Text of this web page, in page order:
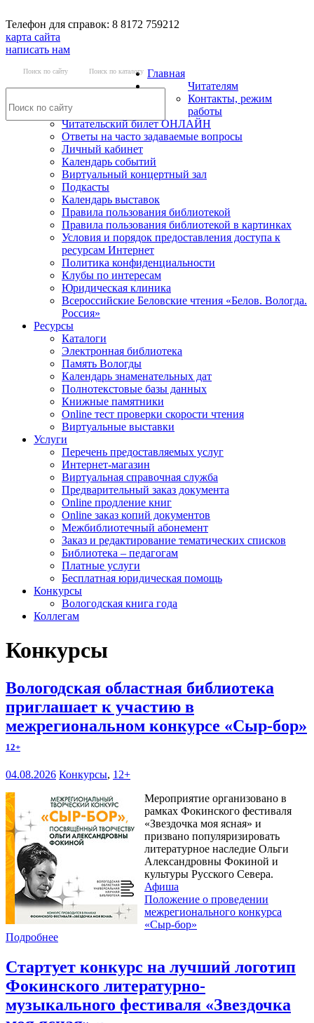
Телефон для справок: 8 8172 759212
карта сайта
написать нам
Поиск по сайту Поиск по каталогу Главная
Читателям
Контакты, режим
работы
Читательский билет ОНЛАЙН
Ответы на часто задаваемые вопросы
Личный кабинет
Календарь событий
Виртуальный концертный зал
Подкасты
Календарь выставок
Правила пользования библиотекой
Правила пользования библиотекой в картинках
Условия и порядок предоставления доступа к
ресурсам Интернет
Политика конфиденциальности
Клубы по интересам
Юридическая клиника
Всероссийские Беловские чтения «Белов. Вологда.
Россия»
Ресурсы
Каталоги
Электронная библиотека
Память Вологды
Календарь знаменательных дат
Полнотекстовые базы данных
Книжные памятники
Online тест проверки скорости чтения
Виртуальные выставки
Услуги
Перечень предоставляемых услуг
Интернет-магазин
Виртуальная справочная служба
Предварительный заказ документа
Online продление книг
Online заказ копий документов
Межбиблиотечный абонемент
Заказ и редактирование тематических списков
Библиотека – педагогам
Платные услуги
Бесплатная юридическая помощь
Конкурсы
Вологодская книга года
Коллегам
Конкурсы
Вологодская областная библиотека
приглашает к участию в
межрегиональном конкурсе «Сыр-бор»
12+
04.08.2026 Конкурсы, 12+
Мероприятие организовано в
рамках Фокинского фестиваля
«Звездочка моя ясная» и
призвано популяризировать
литературное наследие Ольги
Александровны Фокиной и
культуры Русского Севера.
Афиша
Положение о проведении
межрегионального конкурса
«Сыр-бор»
Подробнее
Стартует конкурс на лучший логотип
Фокинского литературно-
музыкального фестиваля «Звездочка